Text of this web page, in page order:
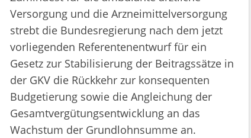
Versorgung und die Arzneimittelversorgung
strebt die Bundesregierung nach dem jetzt
vorliegenden Referentenentwurf für ein
Gesetz zur Stabilisierung der Beitragssätze in
der GKV die Rückkehr zur konsequenten
Budgetierung sowie die Angleichung der
Gesamtvergütungsentwicklung an das
Wachstum der Grundlohnsumme an.